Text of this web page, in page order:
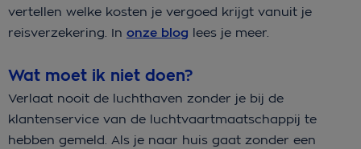
vertellen welke kosten je vergoed krijgt vanuit je
reisverzekering. In onze blog lees je meer.
Wat moet ik niet doen?
Verlaat nooit de luchthaven zonder je bij de
klantenservice van de luchtvaartmaatschappij te
hebben gemeld. Als je naar huis gaat zonder een